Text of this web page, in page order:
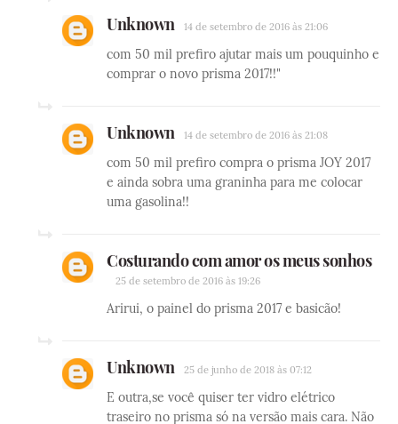
Unknown 14 de setembro de 2016 às 21:06
com 50 mil prefiro ajutar mais um pouquinho e
comprar o novo prisma 2017!!"
Unknown 14 de setembro de 2016 às 21:08
com 50 mil prefiro compra o prisma JOY 2017
e ainda sobra uma graninha para me colocar
uma gasolina!!
Costurando com amor os meus sonhos
25 de setembro de 2016 às 19:26
Arirui, o painel do prisma 2017 e basicão!
Unknown 25 de junho de 2018 às 07:12
E outra,se você quiser ter vidro elétrico
traseiro no prisma só na versão mais cara. Não